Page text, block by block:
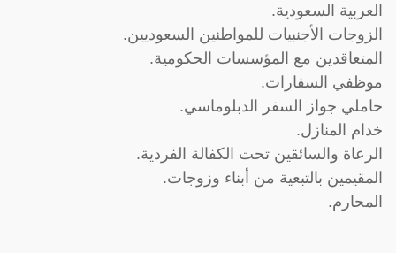
العربية السعودية.
الزوجات الأجنبيات للمواطنين السعوديين.
المتعاقدين مع المؤسسات الحكومية.
موظفي السفارات.
حاملي جواز السفر الدبلوماسي.
خدام المنازل.
الرعاة والسائقين تحت الكفالة الفردية.
المقيمين بالتبعية من أبناء وزوجات.
المحارم.